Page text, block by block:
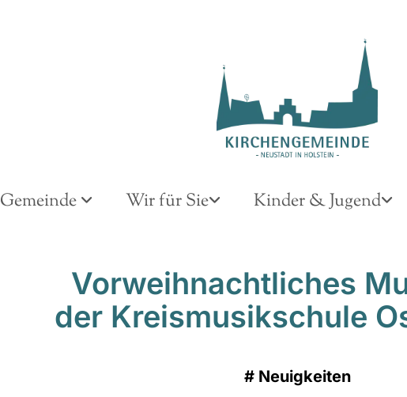
Gemeinde Wir für Sie Kinder & Jugend
Vorweihnachtliches
der Kreismusikschule
# Neuigkeiten